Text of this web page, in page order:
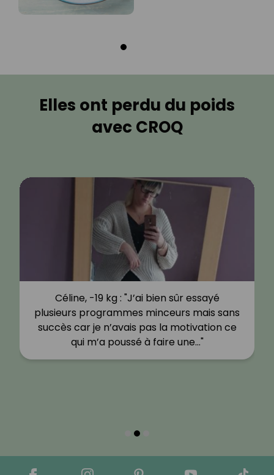
Elles ont perdu du poids
avec CROQ
Céline, -19 kg : "J’ai bien sûr essayé
plusieurs programmes minceurs mais sans
succès car je n’avais pas la motivation ce
qui m’a poussé à faire une…"